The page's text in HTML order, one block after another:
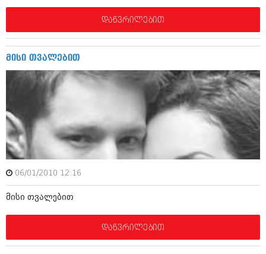
აპრილი 2010 (229)
თებერვალი 2010 (421)
იანვარი 2010 (422)
დეკემბერი 2009 (510)
ნოემბერი 2009 (308)
ოქტომბერი 2009 (382)
სექტემბერი 2009 (541)
ივლისი 2009 (118)
თებერვალი 0216 (1)
დეკემბერი 0215 (1)
ოქტომბერი 0215 (1)
აგვისტო 0215 (2)
ივნისი 0212 (2)
დაწვრილებით
მისი თვალებით
06/01/2010 12:16
მისი თვალებით
დაწვრილებით